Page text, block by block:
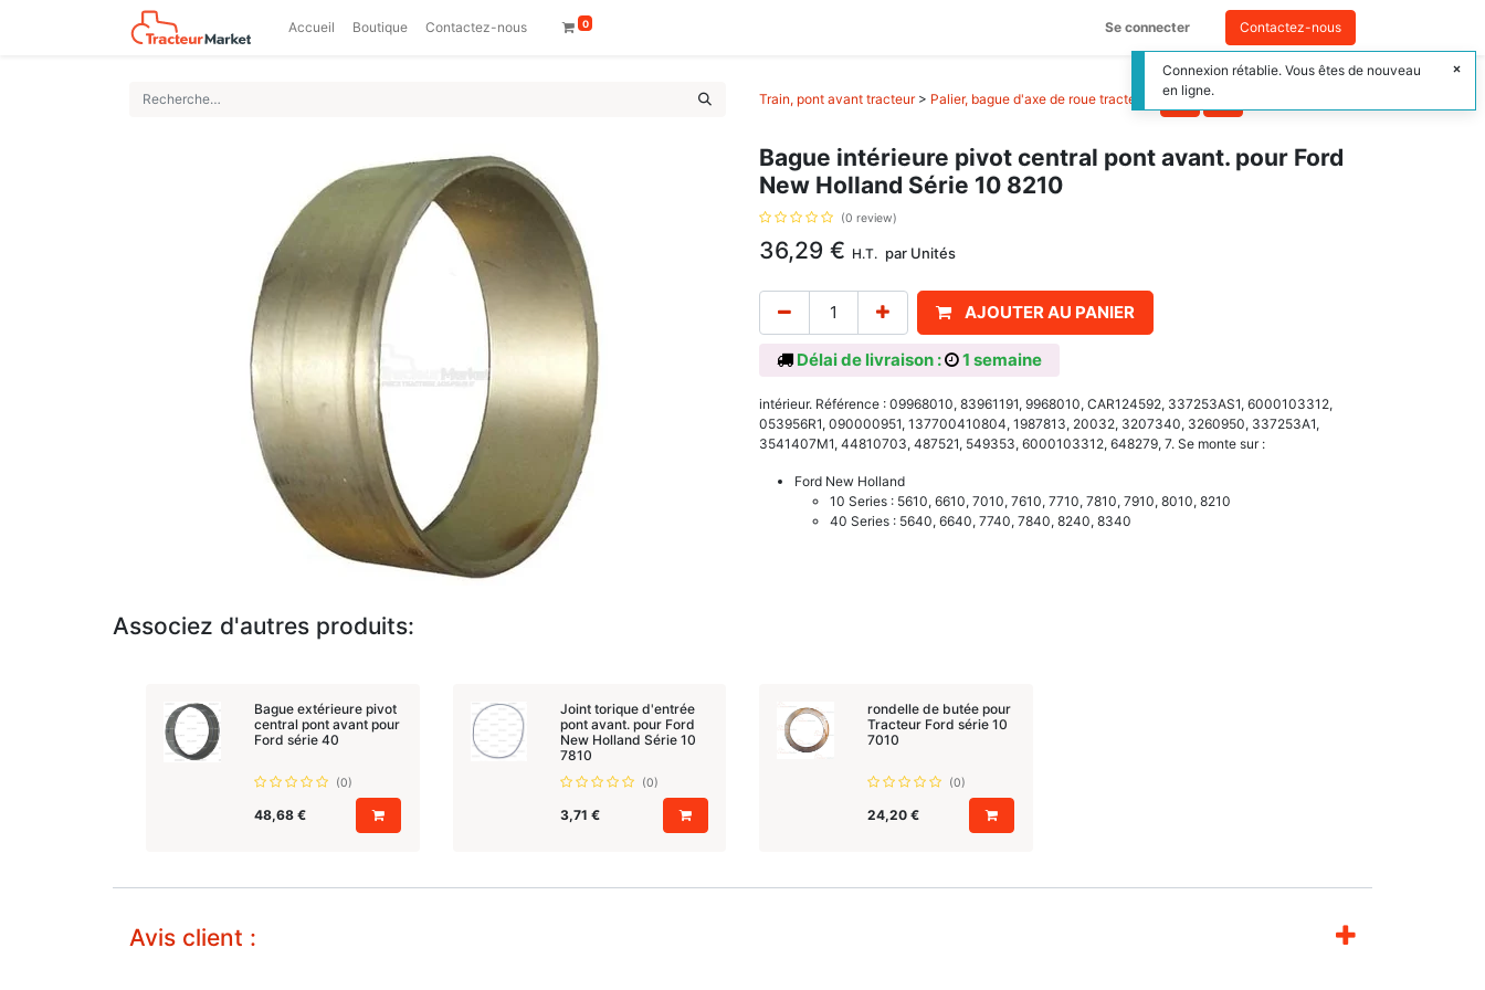
Accueil Boutique Contactez-nous 0 Se connecter Contactez-nous
Train, pont avant tracteur> Palier, bague d'axe de roue tracteur
Bague intérieure pivot central pont avant. pour Ford
New Holland Série 10 8210
(0 review)
36,29 € H.T. par Unités
AJOUTER AU PANIER
Délai de livraison : 1 semaine
intérieur. Référence : 09968010, 83961191, 9968010, CAR124592, 337253AS1, 6000103312,
053956R1, 090000951, 137700410804, 1987813, 20032, 3207340, 3260950, 337253A1,
3541407M1, 44810703, 487521, 549353, 6000103312, 648279, 7. Se monte sur :
Ford New Holland
10 Series : 5610, 6610, 7010, 7610, 7710, 7810, 7910, 8010, 8210
40 Series : 5640, 6640, 7740, 7840, 8240, 8340
Associez d'autres produits:
Bague extérieure pivot
central pont avant pour
Ford série 40
(0)
48,68€
Joint torique d'entrée
pont avant. pour Ford
New Holland Série 10
7810
(0)
3,71 €
rondelle de butée pour
Tracteur Ford série 10
7010
(0)
24,20€
Avis client :
Connexion rétablie. Vous êtes de nouveau
en ligne.